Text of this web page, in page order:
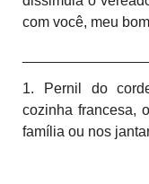
com você, meu
1. Pernil do
cozinha francesa,
família ou nos